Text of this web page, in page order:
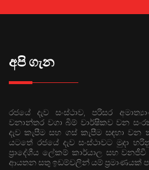
අපි ගැන
රජයේ දැව සංස්ථාව, පරිසර
වනාන්තර වගා බිම් වාර්ෂිකව වන
දැව කැපීම සහ ගස් කැපීම සඳහා
යටතේ රජයේ දැව සංස්ථාවට මුදා
ප්‍රාදේශීය ලේකම් කාර්යාල සහ
ආයතන සතු ඉඩම්වලින් යම් ප්‍රමාණයක්